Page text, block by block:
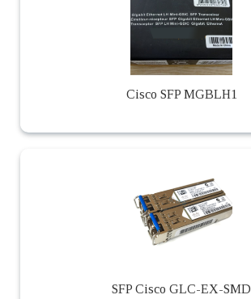
Cisco SFP MGBLH1
SFP Cisco GLC-EX-SMD